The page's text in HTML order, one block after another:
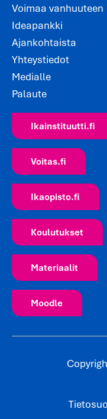
Voimaa vanhuuteen
Ideapankki
Ajankohtaista
Yhteystiedot
Medialle
Palaute
Ikainstituutti.fi
Voitas.fi
Ikaopisto.fi
Koulutukset
Materiaalit
Moodle